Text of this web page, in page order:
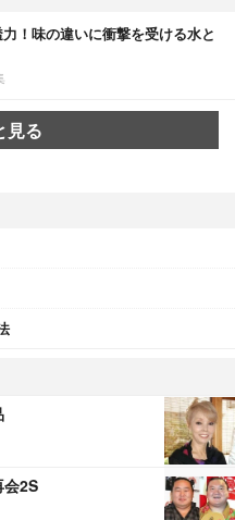
！味の違いに衝撃を受ける水と
見る
会2S